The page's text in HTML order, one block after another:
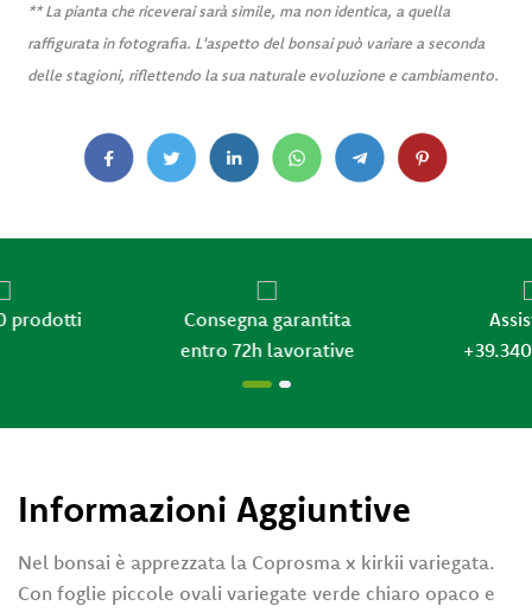
** La pianta che riceverai sarà simile, ma non identica, a quella
raffigurata in fotografia. L'aspetto del bonsai può variare a seconda
delle stagioni, riflettendo la sua naturale evoluzione e cambiamento.
Consegna garantita
entro 72h lavorative
+39.340.4259516
Informazioni Aggiuntive
Nel bonsai è apprezzata la Coprosma x kirkii variegata.
Con foglie piccole ovali variegate verde chiaro opaco e